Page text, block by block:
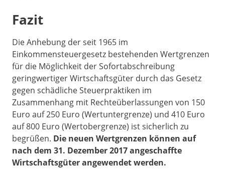
Fazit
Die Anhebung der seit 1965 im
Einkommensteuergesetz bestehenden Wertgrenzen
für die Möglichkeit der Sofortabschreibung
geringwertiger Wirtschaftsgüter durch das Gesetz
gegen schädliche Steuerpraktiken im
Zusammenhang mit Rechteüberlassungen von 150
Euro auf 250 Euro (Wertuntergrenze) und 410 Euro
auf 800 Euro (Wertobergrenze) ist sicherlich zu
begrüßen. Die neuen Wertgrenzen können auf
nach dem 31. Dezember 2017 angeschaffte
Wirtschaftsgüter angewendet werden.